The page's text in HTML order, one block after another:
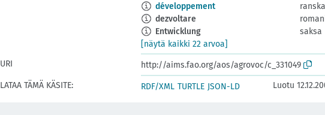
développement
ranska
dezvoltare
Entwicklung
saksa
[näytä kaikki 22 arvoa]
URI
http://aims.fao.org/aos/agrovoc/c_331049
LATAA TÄMÄ KÄSITE:
RDF/XML TURTLE JSON-LD Luotu